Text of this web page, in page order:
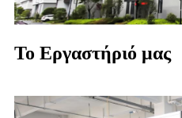
Το Εργαστήριό μας